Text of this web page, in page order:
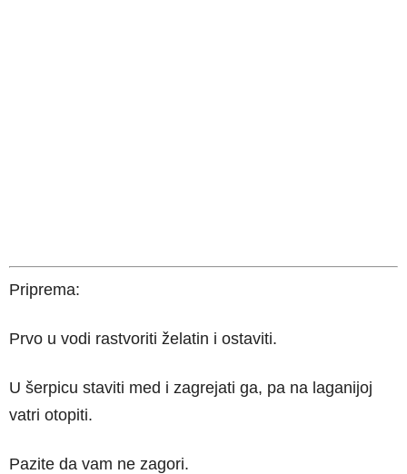
Priprema:
Prvo u vodi rastvoriti želatin i ostaviti.
U šerpicu staviti med i zagrejati ga, pa na laganijoj
vatri otopiti.
Pazite da vam ne zagori.